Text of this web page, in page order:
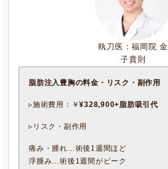
執刀医：福岡院 金
子貴則
脂肪注入豊胸の料金・リスク・副作用
▹施術費用：￥¥328,900+脂肪吸引代
▹リスク・副作用
痛み・腫れ…術後1週間ほど
浮腫み…術後1週間がピーク